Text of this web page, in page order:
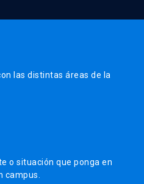
las distintas áreas de la
o situación que ponga en
campus.